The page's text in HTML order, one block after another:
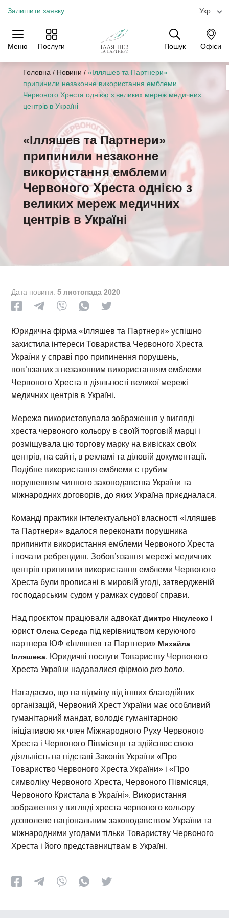
Залишити заявку Укр
Меню Послуги Пошук Офіси
Практики Галузі
Офіси
Головна / Новини / «Ілляшев та Партнери»
припинили незаконне використання емблеми
Червоного Хреста однією з великих мереж медичних
центрів в Україні
«Ілляшев та Партнери»
припинили незаконне
використання емблеми
Червоного Хреста однією з
великих мереж медичних
центрів в Україні
Дата новини:5 листопада 2020
Юридична фірма «Ілляшев та Партнери» успішно
захистила інтереси Товариства Червоного Хреста
України у справі про припинення порушень,
пов’язаних з незаконним використанням емблеми
Червоного Хреста в діяльності великої мережі
медичних центрів в Україні.
Мережа використовувала зображення у вигляді
хреста червоного кольору в своїй торговій марці і
розміщувала цю торгову марку на вивісках своїх
центрів, на сайті, в рекламі та діловій документації.
Подібне використання емблеми є грубим
порушенням чинного законодавства України та
міжнародних договорів, до яких Україна приєдналася.
Команді практики інтелектуальної власності «Ілляшев
та Партнери» вдалося переконати порушника
припинити використання емблеми Червоного Хреста
і почати ребрендинг. Зобов’язання мережі медичних
центрів припинити використання емблеми Червоного
Хреста були прописані в мировій угоді, затвердженій
господарським судом у рамках судової справи.
Над проєктом працювали адвокатДмитро Нікулеско і
юристОлена Середа під керівництвом керуючого
партнера ЮФ «Ілляшев та Партнери» Михайла
Ілляшева. Юридичні послуги Товариству Червоного
Хреста України надавалися фірмоюpro bono.
Нагадаємо, що на відміну від інших благодійних
організацій, Червоний Хрест України має особливий
гуманітарний мандат, володіє гуманітарною
ініціативою як член Міжнародного Руху Червоного
Хреста і Червоного Півмісяця та здійснює свою
діяльність на підставі Законів України «Про
Товариство Червоного Хреста України» і «Про
символіку Червоного Хреста, Червоного Півмісяця,
Червоного Кристала в Україні». Використання
зображення у вигляді хреста червоного кольору
дозволене національним законодавством України та
міжнародними угодами тільки Товариству Червоного
Хреста і його представництвам в Україні.